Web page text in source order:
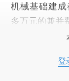
机械基础建
多万元的兼并
登